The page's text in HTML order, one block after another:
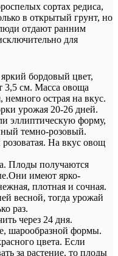
сортах редиса,
в открытый грунт, но
отдают ранним
для
бордовый цвет,
3,5 см. Масса овоща
немного острая на вкус.
урожая 20-26 дней.
эллиптическую форму,
темно-розовый.
На вкус овощ
Плоды получаются
имеют ярко-
плотная и сочная.
весной, тогда урожай
раз.
через 24 дня.
шарообразной формы.
цвета. Если
за растение, то плоды